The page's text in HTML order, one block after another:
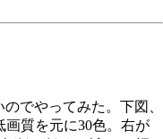
でやってみた。下図、
画質を元に30色。右が